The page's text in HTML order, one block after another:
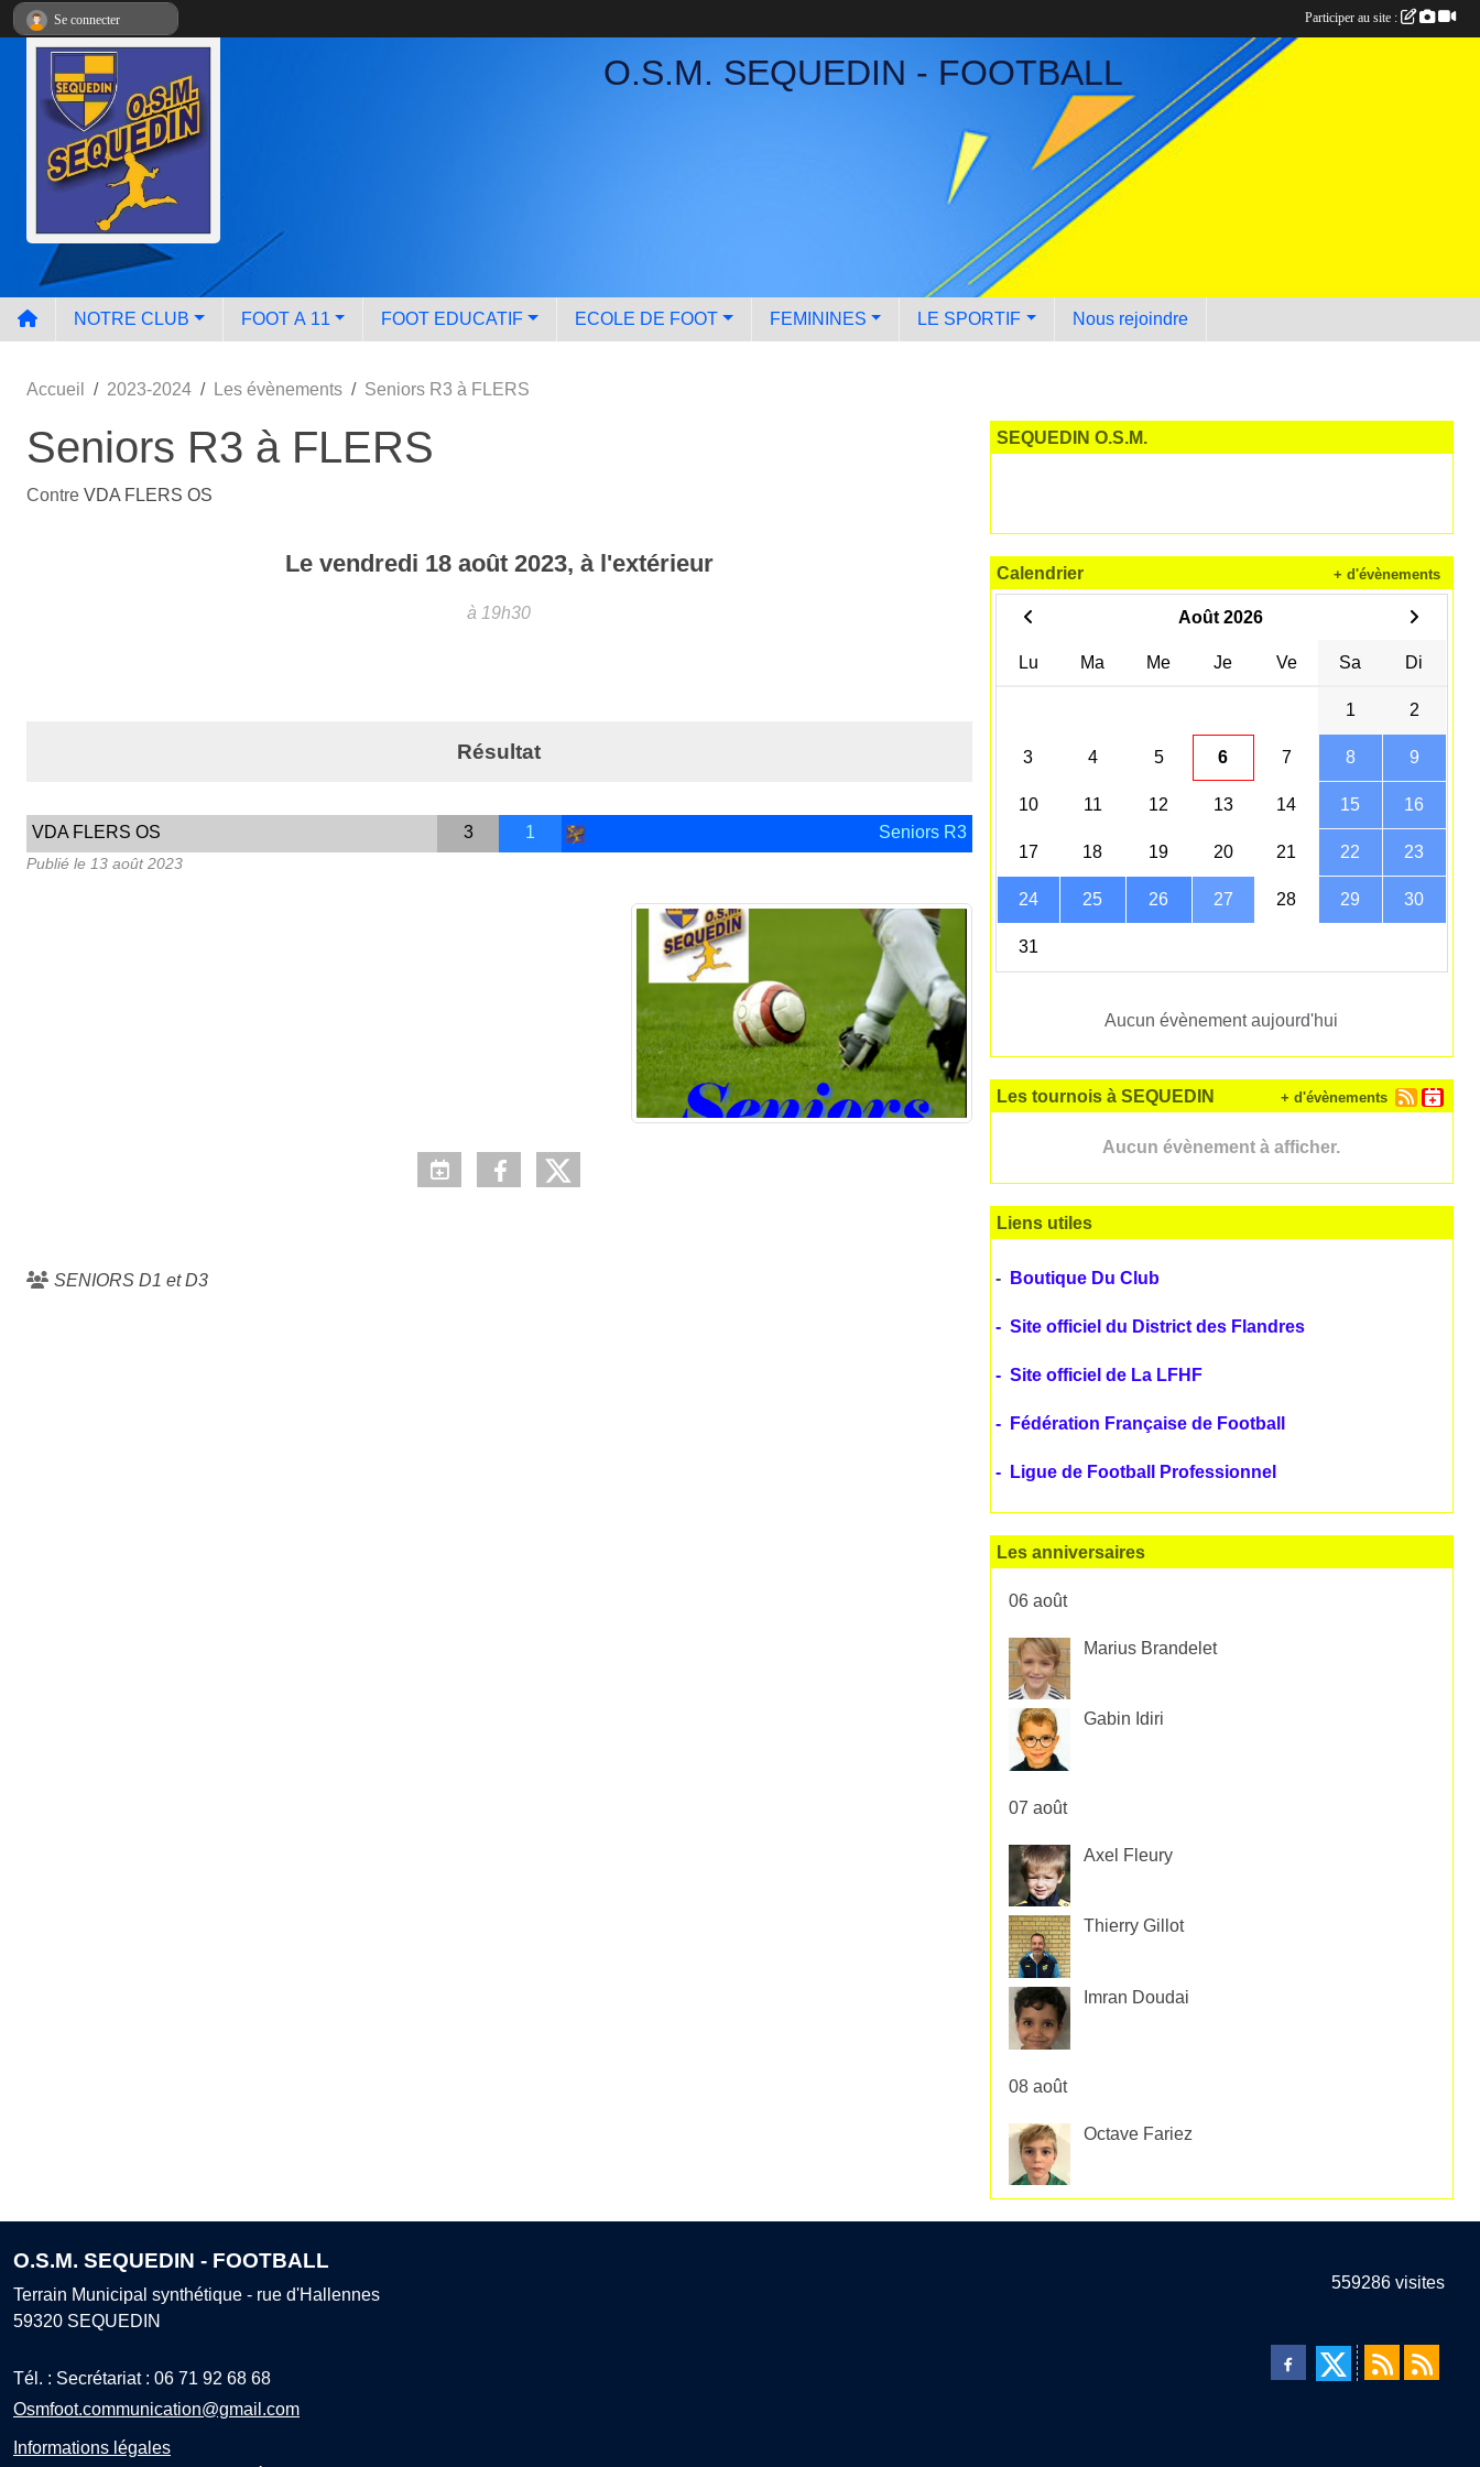
O.S.M. SEQUEDIN - FOOTBALL
NOTRE CLUB FOOT A 11 FOOT EDUCATIF ECOLE DE FOOT FEMININES LE SPORTIF Nous rejoindre
Accueil 2023-2024 Les évènements Seniors R3 à FLERS
Seniors R3 à FLERS
Contre VDA FLERS OS
Le vendredi 18 août 2023, à l'extérieur
à 19h30
Résultat
VDA FLERS OS 3 1 Seniors R3
Publié le 13 août 2023
SENIORS D1 et D3
SEQUEDIN O.S.M.
Calendrier
Août 2026
Lu Ma Me Je Ve Sa Di
1 2
3 4 5 6 7 8 9
10 11 12 13 14 15 16
17 18 19 20 21 22 23
24 25 26 27 28 29 30
31
Aucun évènement aujourd'hui
+ d'évènements
Les tournois à SEQUEDIN
Aucun évènement à afficher.
+ d'évènements
Liens utiles
- Boutique Du Club
- Site officiel du District des Flandres
- Site officiel de La LFHF
- Fédération Française de Football
- Ligue de Football Professionnel
Les anniversaires
06 août
Marius Brandelet
Gabin Idiri
07 août
Axel Fleury
Thierry Gillot
Imran Doudai
08 août
Octave Fariez
O.S.M. SEQUEDIN - FOOTBALL
Terrain Municipal synthétique - rue d'Hallennes
59320 SEQUEDIN
Tél. : Secrétariat : 06 71 92 68 68
Osmfoot.communication@gmail.com
Informations légales
559286 visites
Se connecter Participer au site :
Panneau de gestion des cookies